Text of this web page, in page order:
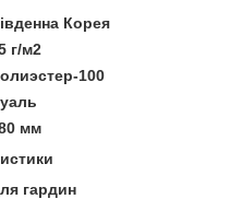
Корея
г/м2
100
мм
гардин